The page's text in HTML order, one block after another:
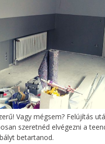
Vagy mégsem? Felújítás
szeretnéd elvégezni a
betartanod.